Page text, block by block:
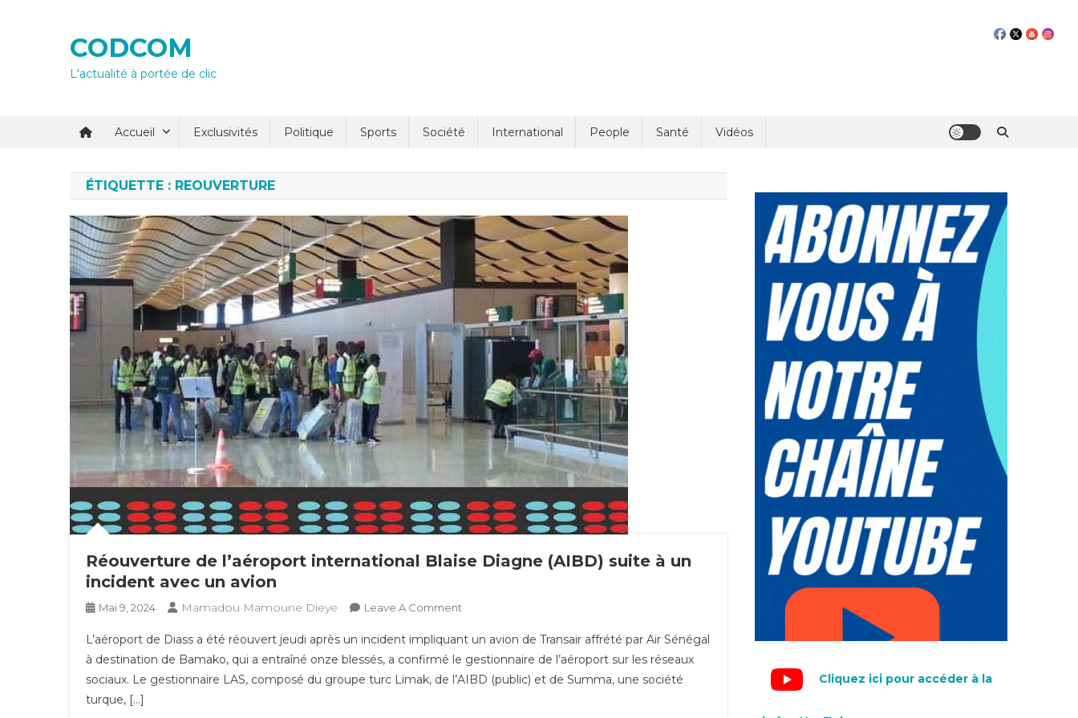
CODCOM
L'actualité à portée de clic
Accueil Exclusivités Politique Sports Société International People Santé Vidéos
ÉTIQUETTE : REOUVERTURE
Réouverture de l’aéroport international Blaise Diagne (AIBD) suite à un
incident avec un avion
Mai 9, 2024 Mamadou Mamoune Dieye Leave A Comment
De
L’aéroport
International
L’aéroport de Diass a été réouvert jeudi après un incident impliquant un avion de Transair affrété par Air Sénégal
à destination de Bamako, qui a entraîné onze blessés, a confirmé le gestionnaire de l’aéroport sur les réseaux
sociaux. Le gestionnaire LAS, composé du groupe turc Limak, de l’AIBD (public) et de Summa, une société
turque, […]
Cliquez ici pour accéder à la